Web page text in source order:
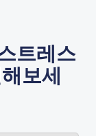
트레스
보세